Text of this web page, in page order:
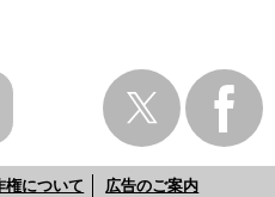
権について 広告のご案内